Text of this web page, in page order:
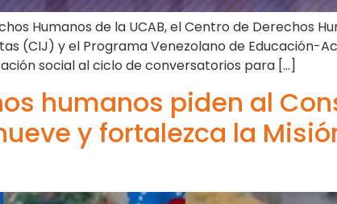
Humanos de la UCAB, el Centro de Derechos
(CIJ) y el Programa Venezolano de Educación-
social al ciclo de conversatorios para […]
humanos piden al
y fortalezca la